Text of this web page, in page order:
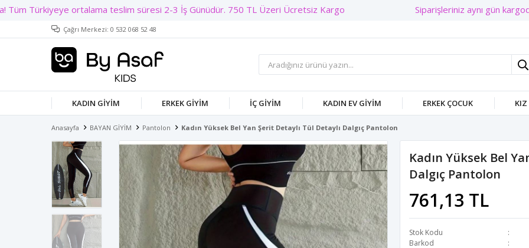
Siparişleriniz aynı gün
Çağrı Merkezi: 0 532 068 52 48
KADIN GIYIM ERKEK GIYIM İÇ GIYIM KADIN EV GIYIM ERKEK ÇOCUK KIZ
Anasayfa BAYAN GİYİM Pantolon Kadın Yüksek Bel Yan Şerit Detaylı Tül Detaylı Dalgıç Pantolon
Kadın Yüksek Bel
Dalgıç Pantolon
761,13 TL
Stok Kodu
Barkod